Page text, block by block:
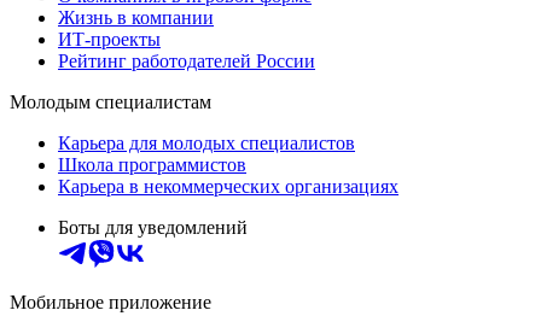
Жизнь в компании
ИТ-проекты
Рейтинг работодателей России
Молодым специалистам
Карьера для молодых специалистов
Школа программистов
Карьера в некоммерческих организациях
Боты для уведомлений
Мобильное приложение